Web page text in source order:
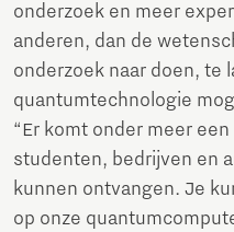
onderzoek en meer
anderen, dan de
onderzoek naar doen, te
quantumtechnologie
“Er komt onder meer
studenten, bedrijven en
kunnen ontvangen. Je
op onze